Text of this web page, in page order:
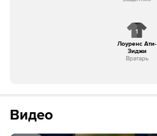
1
Лоуренс Ати-
Зиджи
Вратарь
Видео